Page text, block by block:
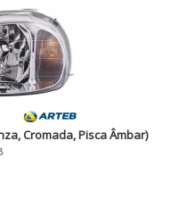
Cromada, Pisca Âmbar)